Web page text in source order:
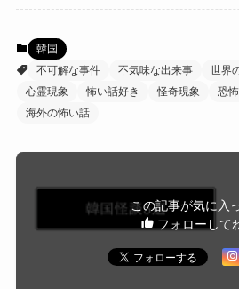
韓国
不可解な事件
不気味な出来事 世界
心霊現象
怖い話好き 怪奇現象 恐
海外の怖い話
この記事が気に入
フォローして